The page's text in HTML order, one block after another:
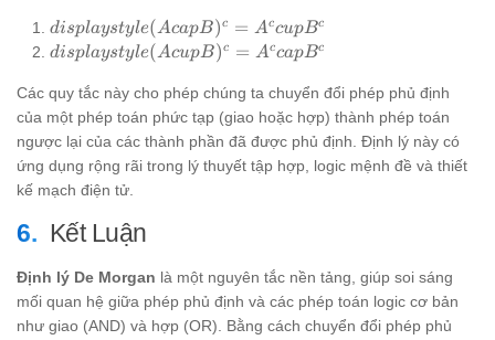
displaystyle
(A cap
cup B^c
displaystyle(AcapB)c = AccupBc
displaystyle
B)^c = A^c
cap B^c
displaystyle(AcupB)c = AccapBc
Các quy tắc này cho phép chúng ta chuyển đổi phép phủ định
của một phép toán phức tạp (giao hoặc hợp) thành phép toán
ngược lại của các thành phần đã được phủ định. Định lý này có
ứng dụng rộng rãi trong lý thuyết tập hợp, logic mệnh đề và thiết
kế mạch điện tử.
Kết Luận
Định lý De Morgan là một nguyên tắc nền tảng, giúp soi sáng
mối quan hệ giữa phép phủ định và các phép toán logic cơ bản
như giao (AND) và hợp (OR). Bằng cách chuyển đổi phép phủ